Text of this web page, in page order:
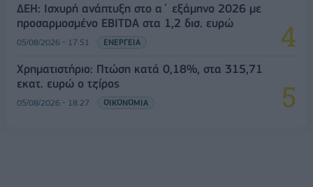
ΔΕΗ: Ισχυρή ανάπτυξη στο α΄ εξάμηνο 2026 με
προσαρμοσμένο EBITDA στα 1,2 δισ. ευρώ
05/08/2026 - 17:51 ΕΝΕΡΓΕΙΑ
Χρηματιστήριο: Πτώση κατά 0,18%, στα 315,71
εκατ. ευρώ ο τζίρος
05/08/2026 - 18:27 ΟΙΚΟΝΟΜΙΑ